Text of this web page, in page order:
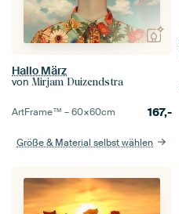
Hallo März
von Mirjam Duizendstra
ArtFrame™ –60×60cm 167,-
Größe & Material selbst wählen